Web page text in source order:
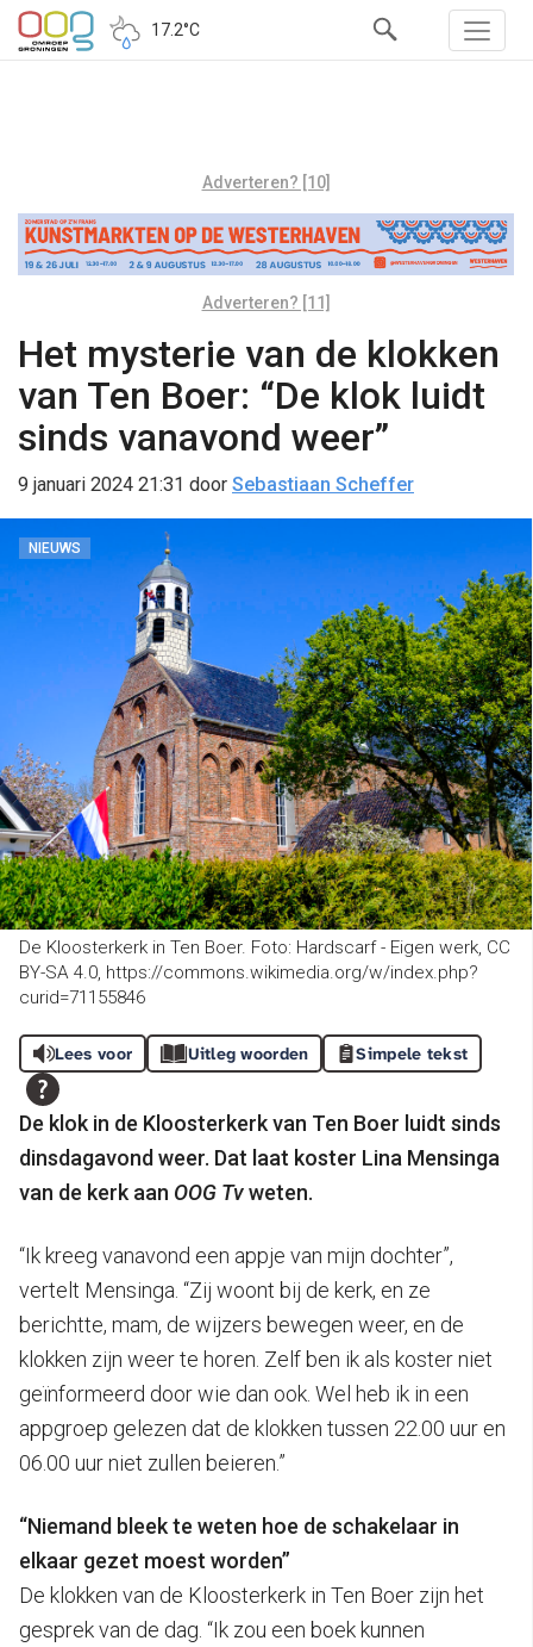
17.2°C
Adverteren? [10]
Adverteren? [11]
Het mysterie van de klokken
van Ten Boer: “De klok luidt
sinds vanavond weer”
9 januari 2024 21:31 door Sebastiaan Scheffer
NIEUWS
De Kloosterkerk in Ten Boer. Foto: Hardscarf - Eigen werk, CC
BY-SA 4.0, https://commons.wikimedia.org/w/index.php?
curid=71155846
Lees voor Uitleg woorden Simpele tekst
De klok in de Kloosterkerk van Ten Boer luidt sinds
dinsdagavond weer. Dat laat koster Lina Mensinga
van de kerk aan OOG Tvweten.
“Ik kreeg vanavond een appje van mijn dochter”,
vertelt Mensinga. “Zij woont bij de kerk, en ze
berichtte, mam, de wijzers bewegen weer, en de
klokken zijn weer te horen. Zelf ben ik als koster niet
geïnformeerd door wie dan ook. Wel heb ik in een
appgroep gelezen dat de klokken tussen 22.00 uur en
06.00 uur niet zullen beieren.”
“Niemand bleek te weten hoe de schakelaar in
elkaar gezet moest worden”
De klokken van de Kloosterkerk in Ten Boer zijn het
gesprek van de dag. “Ik zou een boek kunnen